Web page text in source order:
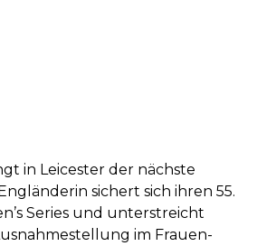
in Leicester der nächste
sichert sich ihren 55.
Series und unterstreicht
im Frauen-